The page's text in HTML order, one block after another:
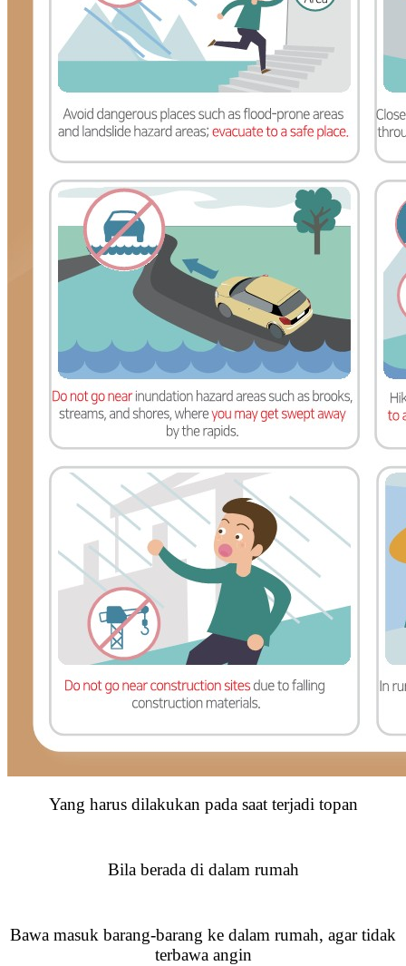
Yang harus dilakukan pada saat terjadi topan
Bila berada di dalam rumah
Bawa masuk barang-barang ke dalam rumah, agar tidak
terbawa angin